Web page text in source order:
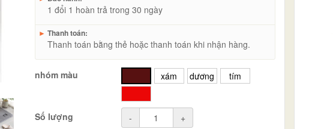
1 đổi 1 hoàn trả trong 30 ngày
► Thanh toán:
Thanh toán bằng thẻ hoặc thanh toán khi nhận hàng.
nhóm màu xám dương
tím
Số lượng
- +